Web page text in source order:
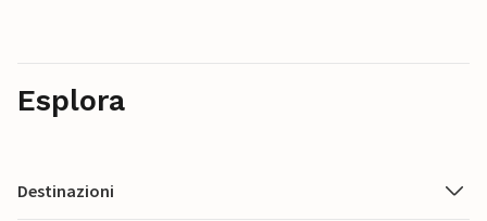
Esplora
Destinazioni